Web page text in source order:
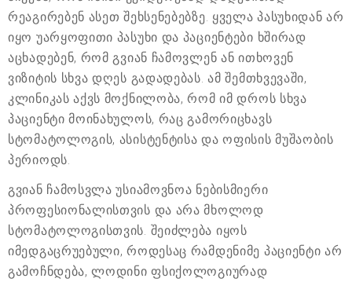
რეაგირებენ ასეთ შეხსენებებზე. ყველა პასუხიდან არ
იყო უარყოფითი პასუხი და პაციენტები ხშირად
აცხადებენ, რომ გვიან ჩამოვლენ ან ითხოვენ
ვიზიტის სხვა დღეს გადადებას. ამ შემთხვევაში,
კლინიკას აქვს მოქნილობა, რომ იმ დროს სხვა
პაციენტი მოინახულოს, რაც გამორიცხავს
სტომატოლოგის, ასისტენტისა და ოფისის მუშაობის
პერიოდს.
გვიან ჩამოსვლა უსიამოვნოა ნებისმიერი
პროფესიონალისთვის და არა მხოლოდ
სტომატოლოგისთვის. შეიძლება იყოს
იმედგაცრუებული, როდესაც რამდენიმე პაციენტი არ
გამოჩნდება, ლოდინი ფსიქოლოგიურად